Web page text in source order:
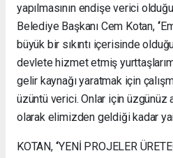
yapılmasının endişe verici
Belediye Başkanı Cem Kotan,
büyük bir sıkıntı içerisinde
devlete hizmet etmiş
gelir kaynağı yaratmak için
üzüntü verici. Onlar için üzgünüz
olarak elimizden geldiği kadar
KOTAN, ‘‘YENİ PROJELER